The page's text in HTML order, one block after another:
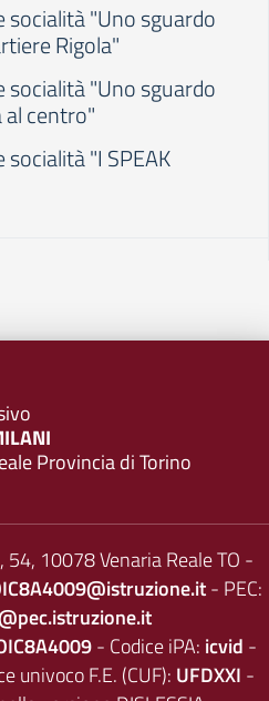
socialità "Uno sguardo
Rigola"
socialità "Uno sguardo
al centro"
"I SPEAK
Provincia di Torino
54, 10078 Venaria Reale TO -
- PEC:
- Codice iPA: icvid -
univoco F.E. (CUF): UFDXXI -